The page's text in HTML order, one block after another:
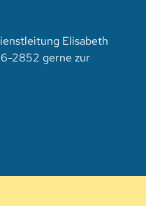
Elisabeth
2852 gerne zur